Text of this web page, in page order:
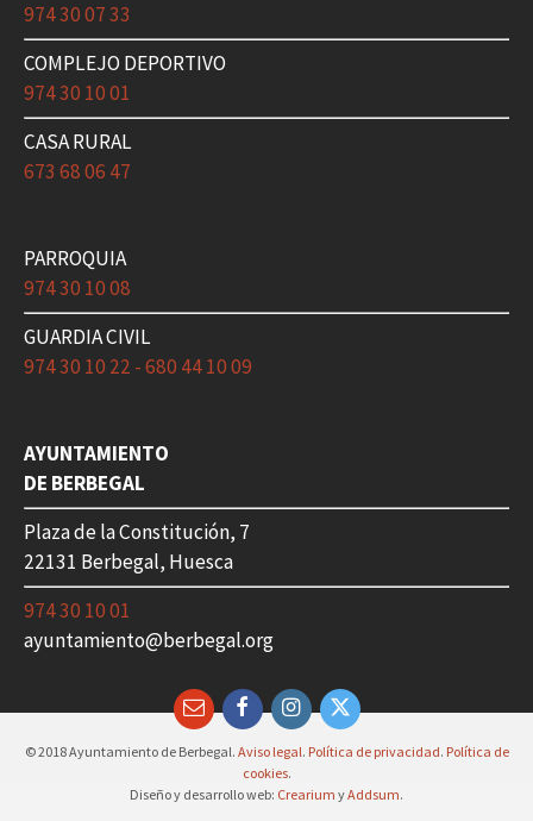
974 30 07 33
COMPLEJO DEPORTIVO
974 30 10 01
CASA RURAL
673 68 06 47
PARROQUIA
974 30 10 08
GUARDIA CIVIL
974 30 10 22 - 680 44 10 09
AYUNTAMIENTO
DE BERBEGAL
Plaza de la Constitución, 7
22131 Berbegal, Huesca
974 30 10 01
ayuntamiento@berbegal.org
EmailFacebookInstagramTwitter
© 2018 Ayuntamiento de Berbegal. Aviso legal. Política de privacidad. Política de
cookies.
Diseño y desarrollo web: Crearium yAddsum.